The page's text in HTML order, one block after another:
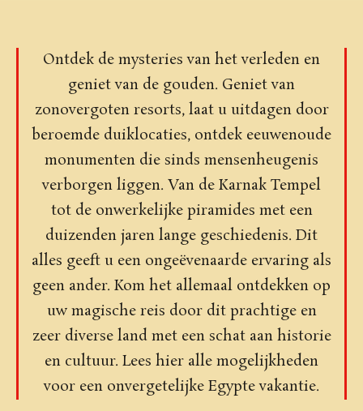
Ontdek de mysteries van het verleden en
geniet van de gouden. Geniet van
zonovergoten resorts, laat u uitdagen door
beroemde duiklocaties, ontdek eeuwenoude
monumenten die sinds mensenheugenis
verborgen liggen. Van de Karnak Tempel
tot de onwerkelijke piramides met een
duizenden jaren lange geschiedenis. Dit
alles geeft u een ongeëvenaarde ervaring als
geen ander. Kom het allemaal ontdekken op
uw magische reis door dit prachtige en
zeer diverse land met een schat aan historie
en cultuur. Lees hier alle mogelijkheden
voor een onvergetelijke Egypte vakantie.